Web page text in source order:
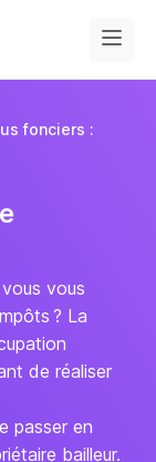
fonciers :
vous
? La
de réaliser
passer en
bailleur.